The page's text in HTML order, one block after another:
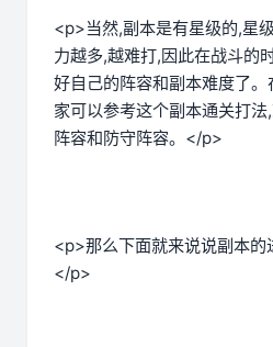
<p>当然,副本是有星级的,星
力越多,越难打,因此在战斗的
好自己的阵容和副本难度了
家可以参考这个副本通关打
阵容和防守阵容。</p>
<p>那么下面就来说说副本的
</p>